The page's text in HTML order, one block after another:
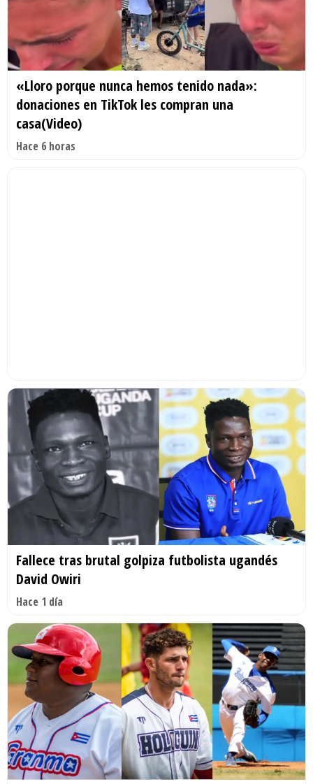
«Lloro porque nunca hemos tenido nada»:
donaciones en TikTok les compran una
casa(Video)
Hace 6 horas
Fallece tras brutal golpiza futbolista ugandés
David Owiri
Hace 1 día